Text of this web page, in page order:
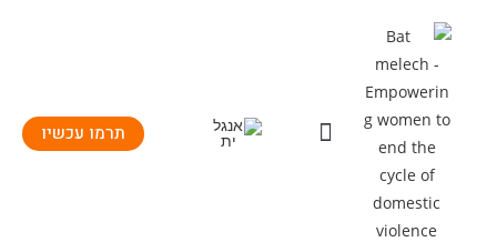
תרמו עכשיו